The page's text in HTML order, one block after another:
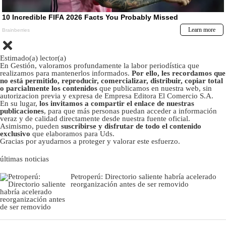
Estimado(a) lector(a)
En Gestión, valoramos profundamente la labor periodística que
realizamos para mantenerlos informados. Por ello, les recordamos que
no está permitido, reproducir, comercializar, distribuir, copiar total
o parcialmente los contenidos que publicamos en nuestra web, sin
autorizacion previa y expresa de Empresa Editora El Comercio S.A.
En su lugar, los invitamos a compartir el enlace de nuestras
publicaciones, para que más personas puedan acceder a información
veraz y de calidad directamente desde nuestra fuente oficial.
Asimismo, pueden suscribirse y disfrutar de todo el contenido
exclusivo que elaboramos para Uds.
Gracias por ayudarnos a proteger y valorar este esfuerzo.
últimas noticias
Petroperú: Directorio saliente habría acelerado
reorganización antes de ser removido